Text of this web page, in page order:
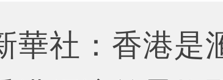
華社：香港是